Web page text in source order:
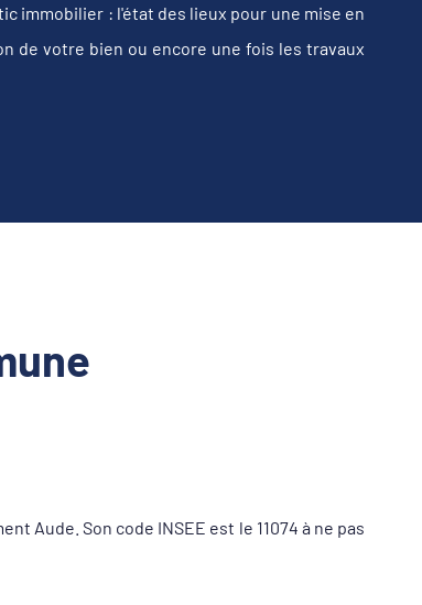
immobilier : l'état des lieux pour une mise en
de votre bien ou encore une fois les travaux
Aude. Son code INSEE est le 11074 à ne pas